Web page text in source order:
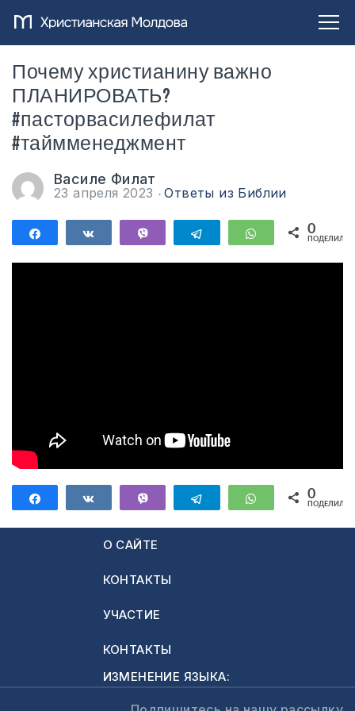
Почему христианину важно
ПЛАНИРОВАТЬ?
#пасторвасилефилат
#таймменеджмент
Василе Филат
23 апреля 2023 Ответы из Библии
ПоделитьсяПоделиться Telegram WhatsApp
0
ПоделитьсяПоделиться Telegram WhatsApp
0
О САЙТЕ
КОНТАКТЫ
УЧАСТИЕ
КОНТАКТЫ
ИЗМЕНЕНИЕ ЯЗЫКА: